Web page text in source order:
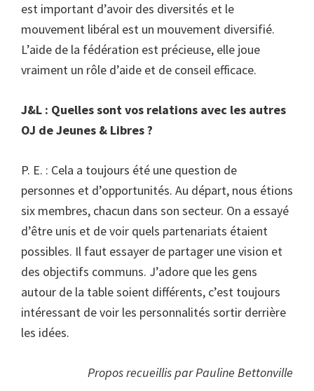
est important d’avoir des diversités et le
mouvement libéral est un mouvement diversifié.
L’aide de la fédération est précieuse, elle joue
vraiment un rôle d’aide et de conseil efficace.
J&L : Quelles sont vos relations avec les autres
OJ de Jeunes & Libres ?
P. E. : Cela a toujours été une question de
personnes et d’opportunités. Au départ, nous étions
six membres, chacun dans son secteur. On a essayé
d’être unis et de voir quels partenariats étaient
possibles. Il faut essayer de partager une vision et
des objectifs communs. J’adore que les gens
autour de la table soient différents, c’est toujours
intéressant de voir les personnalités sortir derrière
les idées.
Propos recueillis par Pauline Bettonville